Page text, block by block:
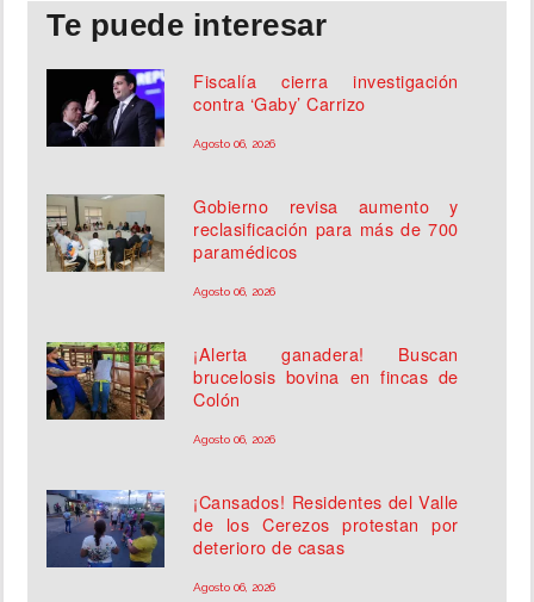
Te puede interesar
Fiscalía cierra investigación
contra ‘Gaby’ Carrizo
Agosto 06, 2026
Gobierno revisa aumento y
reclasificación para más de 700
paramédicos
Agosto 06, 2026
¡Alerta ganadera! Buscan
brucelosis bovina en fincas de
Colón
Agosto 06, 2026
¡Cansados! Residentes del Valle
de los Cerezos protestan por
deterioro de casas
Agosto 06, 2026